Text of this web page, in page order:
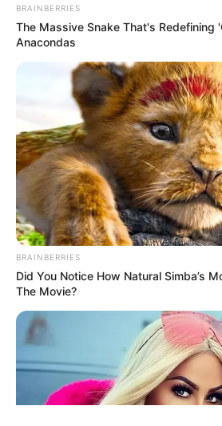
ΤΑΥΤΟΤΗΤΑ ΚΑΙ ΕΠΙΚΟΙΝΩΝΙΑ
© 2025 EVIANEWS του
BRAINBERRIES
The Massive Snake That's Redefining
Anacondas
BRAINBERRIES
Did You Notice How Natural Simba’s
The Movie?